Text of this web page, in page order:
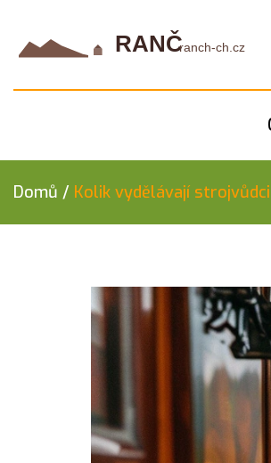
Domů / Kolik vydělávají